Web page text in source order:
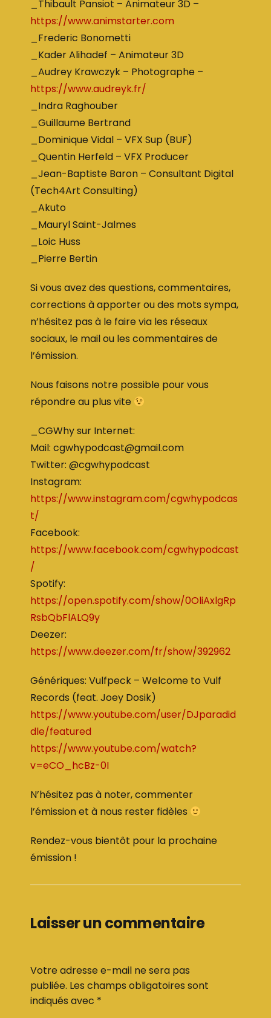
_Thibault Pansiot – Animateur 3D –
https://www.animstarter.com
_Frederic Bonometti
_Kader Alihadef – Animateur 3D
_Audrey Krawczyk – Photographe –
https://www.audreyk.fr/
_Indra Raghouber
_Guillaume Bertrand
_Dominique Vidal – VFX Sup (BUF)
_Quentin Herfeld – VFX Producer
_Jean-Baptiste Baron – Consultant Digital
(Tech4Art Consulting)
_Akuto
_Mauryl Saint-Jalmes
_Loic Huss
_Pierre Bertin
Si vous avez des questions, commentaires,
corrections à apporter ou des mots sympa,
n’hésitez pas à le faire via les réseaux
sociaux, le mail ou les commentaires de
l’émission.
Nous faisons notre possible pour vous
répondre au plus vite
_CGWhy sur Internet:
Mail: cgwhypodcast@gmail.com
Twitter: @cgwhypodcast
Instagram:
https://www.instagram.com/cgwhypodcas
t/
Facebook:
https://www.facebook.com/cgwhypodcast
/
Spotify:
https://open.spotify.com/show/0OliAxlgRp
RsbQbFlALQ9y
Deezer:
https://www.deezer.com/fr/show/392962
Génériques: Vulfpeck – Welcome to Vulf
Records (feat. Joey Dosik)
https://www.youtube.com/user/DJparadid
dle/featured
https://www.youtube.com/watch?
v=eCO_hcBz-0I
N’hésitez pas à noter, commenter
l’émission et à nous rester fidèles
Rendez-vous bientôt pour la prochaine
émission !
Laisser un commentaire
Votre adresse e-mail ne sera pas
publiée. Les champs obligatoires sont
indiqués avec *